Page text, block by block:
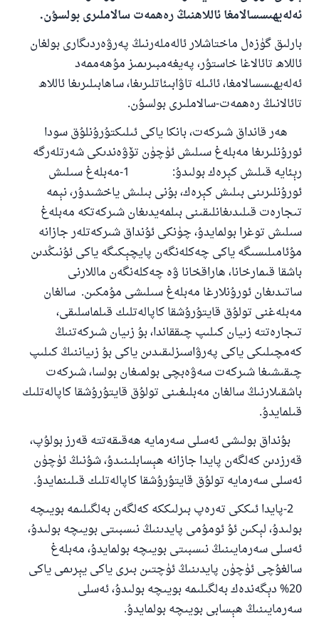
ئەلەيھىسسالامغا ئاللاھنىڭ رەھمەت سالاملىرى بولسۇن.
بارلىق گۈزەل ماختاشلار ئالەملەرنىڭ پەرۋەردىگارى بولغان
ئاللاھ تائالاغا خاستۇر، پەيغەمبىرىمىز مۇھەممەد
ئەلەيھىسسالامغا، ئائىلە تاۋابىئاتلىرىغا، ساھابىلىرىغا ئاللاھ
تائالانىڭ رەھمەت-سالاملىرى بولسۇن.
ھەر قانداق شىركەت، بانكا ياكى ئىلىكتۇرۇنلۇق سودا
ئورۇنلىرىغا مەبلەغ سىلىش ئۈچۈن تۆۋەندىكى شەرتلەرگە
رېئايە قىلىش كېرەك بولىدۇ: 1-مەبلەغ سىلىش
ئورۇنلىرىنى بىلىش كېرەك، بۇنى بىلىش ياخشىدۇر، نېمە
تىجارەت قىلىدىغانلىقىنى بىلمەيدىغان شىركەتكە مەبلەغ
سىلىش توغرا بولمايدۇ، چۈنكى ئۇنداق شىركەتلەر جازانە
مۇئامىلىسىگە ياكى چەكلەنگەن پايچېكىگە ياكى ئۇنىڭدىن
باشقا قىمارخانا، ھاراقخانا ۋە چەكلەنگەن ماللارنى
ساتىدىغان ئورۇنلارغا مەبلەغ سىلىشى مۇمكىن. سالغان
مەبلەغنى تولۇق قايتۇرۇشقا كاپالەتلىك قىلماسلىقى،
تىجارەتتە زىيان كىلىپ چىققاندا، بۇ زىيان شىركەتنىڭ
كەمچىلىكى ياكى پەرۋاسىزلىقىدىن ياكى بۇ زىياننىڭ كىلىپ
چىقىشىغا شىركەت سەۋەبچى بولمىغان بولسا، شىركەت
باشقىلارنىڭ سالغان مەبلىغىنى تولۇق قايتۇرۇشقا كاپالەتلىك
قىلمايدۇ.
بۇنداق بولىشى ئەسلى سەرمايە ھەقىقەتتە قەرز بولۇپ،
قەرزدىن كەلگەن پايدا جازانە ھېسابلىنىدۇ، شۇنىڭ ئۈچۈن
ئەسلى سەرمايە تولۇق قايتۇرۇشقا كاپالەتلىك قىلىنمايدۇ.
2-پايدا ئىككى تەرەپ بىرلىككە كەلگەن بەلگىلىمە بويىچە
بولىدۇ، لېكىن ئۇ ئومۇمى پايدىنىڭ نىسبىتى بويىچە بولىدۇ،
ئەسلى سەرمايىنىڭ نىسبىتى بويىچە بولمايدۇ، مەبلەغ
سالغۇچى ئۈچۈن پايدىنىڭ ئۈچتىن بىرى ياكى يېرىمى ياكى
20% دېگەندەك بەلگىلىمە بويىچە بولىدۇ، ئەسلى
سەرمايىنىڭ ھېسابى بويىچە بولمايدۇ.
110845 - نومۇرلۇق سوئالنىڭ جاۋابى
ئائىلىنى ساقلاپ قالدى
ئۇممەتكە جاۋاپ بېرىشىمىزگە ياردەم قىلىڭ
پەيغەمبەرئەلەيھىسسالام مۇنداق دېگەن:
ياخشىلىققا باشلارپ قويغان كىشى قىلغۇچىغا
ئوخشاش ساۋاپقا ئېرىشىدۇ
مۇسلىم رىۋايەت قىلغان (1893) ھەدىس
ئىئائە